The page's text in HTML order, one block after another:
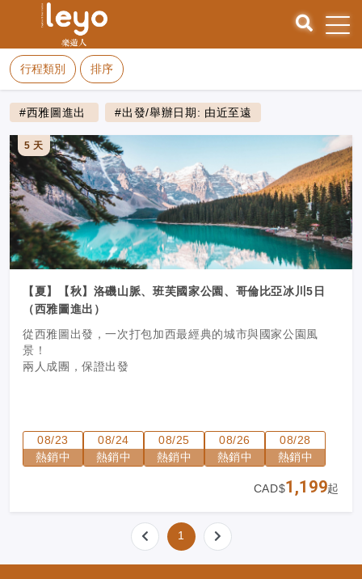
行程類別 排序
#西雅圖進出 #出發/舉辦日期: 由近至遠
5 天
【夏】【秋】洛磯山脈、班芙國家公園、哥倫比亞冰川5日
（西雅圖進出）
從西雅圖出發，一次打包加西最經典的城市與國家公園風
景！
兩人成團，保證出發
08/23
熱銷中
08/24
熱銷中
08/25
熱銷中
08/26
熱銷中
08/28
熱銷中
CAD$1,199起
1